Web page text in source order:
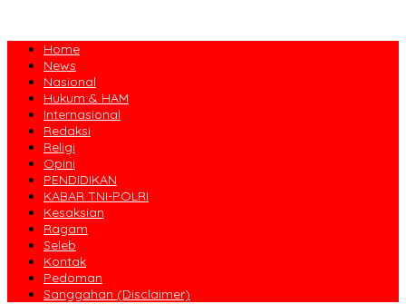
Home
News
Nasional
Hukum & HAM
Internasional
Redaksi
Religi
Opini
PENDIDIKAN
KABAR TNI-POLRI
Kesaksian
Ragam
Seleb
Kontak
Pedoman
Sanggahan (Disclaimer)